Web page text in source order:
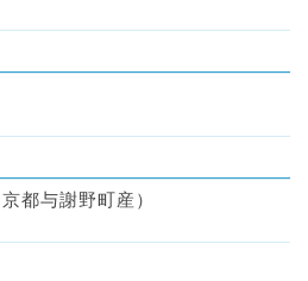
都与謝野町産）